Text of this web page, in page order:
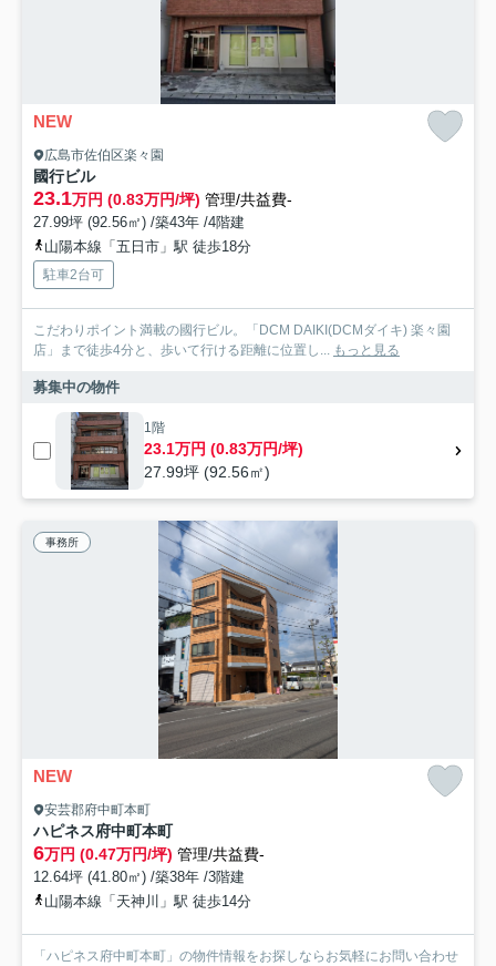
NEW
広島市佐伯区楽々園
國行ビル
23.1万円 (0.83万円/坪) 管理/共益費-
27.99坪 (92.56㎡) /築43年 /4階建
山陽本線「五日市」駅 徒歩18分
駐車2台可
こだわりポイント満載の國行ビル。「DCM DAIKI(DCMダイキ) 楽々園
店」まで徒歩4分と、歩いて行ける距離に位置し... もっと見る
募集中の物件
1階
23.1万円 (0.83万円/坪)
27.99坪 (92.56㎡)
事務所
NEW
安芸郡府中町本町
ハピネス府中町本町
6万円 (0.47万円/坪) 管理/共益費-
12.64坪 (41.80㎡) /築38年 /3階建
山陽本線「天神川」駅 徒歩14分
「ハピネス府中町本町」の物件情報をお探しならお気軽にお問い合わせ